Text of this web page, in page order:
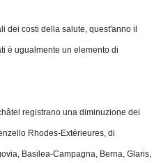
dei costi della salute, quest'anno il
è ugualmente un elemento di
registrano una diminuzione dei
Rhodes-Extérieures, di
Basilea-Campagna, Berna, Glaris,